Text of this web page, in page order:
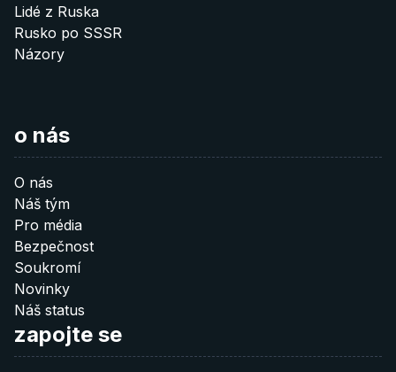
Lidé z Ruska
Rusko po SSSR
Názory
o nás
O nás
Náš tým
Pro média
Bezpečnost
Soukromí
Novinky
Náš status
zapojte se